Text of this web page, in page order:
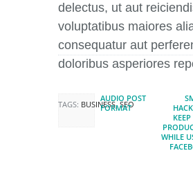
delectus, ut aut
voluptatibus maiores
consequatur aut
doloribus asperiores
TAGS: BUSINESS,SEO
Previous post:
AUDIO POST
FORMAT
WHILE